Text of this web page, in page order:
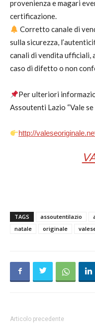
provenienza e magari
certificazione.
Corretto canale di
sulla sicurezza,
canali di vendita ufficiali,
caso di difetto o non
Per ulteriori
Assoutenti Lazio “Vale
http://
TAGS assoutentilazio
natale
originale
Articolo precedente